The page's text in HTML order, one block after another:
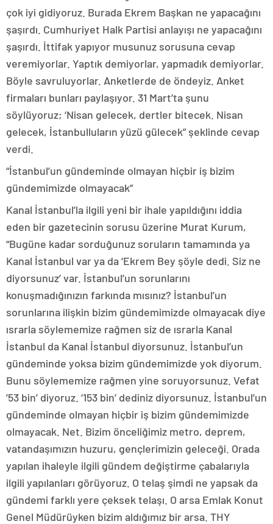
çok iyi gidiyoruz. Burada Ekrem Başkan ne yapacağını
şaşırdı. Cumhuriyet Halk Partisi anlayışı ne yapacağını
şaşırdı. İttifak yapıyor musunuz sorusuna cevap
veremiyorlar. Yaptık demiyorlar, yapmadık demiyorlar.
Böyle savruluyorlar. Anketlerde de öndeyiz. Anket
firmaları bunları paylaşıyor. 31 Mart’ta şunu
söylüyoruz; ‘Nisan gelecek, dertler bitecek. Nisan
gelecek, İstanbulluların yüzü gülecek” şeklinde cevap
verdi.
“İstanbul’un gündeminde olmayan hiçbir iş bizim
gündemimizde olmayacak”
Kanal İstanbul’la ilgili yeni bir ihale yapıldığını iddia
eden bir gazetecinin sorusu üzerine Murat Kurum,
“Bugüne kadar sorduğunuz soruların tamamında ya
Kanal İstanbul var ya da ‘Ekrem Bey şöyle dedi. Siz ne
diyorsunuz’ var. İstanbul’un sorunlarını
konuşmadığınızın farkında mısınız? İstanbul’un
sorunlarına ilişkin bizim gündemimizde olmayacak diye
ısrarla söylememize rağmen siz de ısrarla Kanal
İstanbul da Kanal İstanbul diyorsunuz. İstanbul’un
gündeminde yoksa bizim gündemimizde yok diyorum.
Bunu söylememize rağmen yine soruyorsunuz. Vefat
’53 bin’ diyoruz. ‘153 bin’ dediniz diyorsunuz. İstanbul’un
gündeminde olmayan hiçbir iş bizim gündemimizde
olmayacak. Net. Bizim önceliğimiz metro, deprem,
vatandaşımızın huzuru, gençlerimizin geleceği. Orada
yapılan ihaleyle ilgili gündem değiştirme çabalarıyla
ilgili yapılanları görüyoruz. O telaş şimdi ne yapsak da
gündemi farklı yere çeksek telaşı. O arsa Emlak Konut
Genel Müdürüyken bizim aldığımız bir arsa. THY